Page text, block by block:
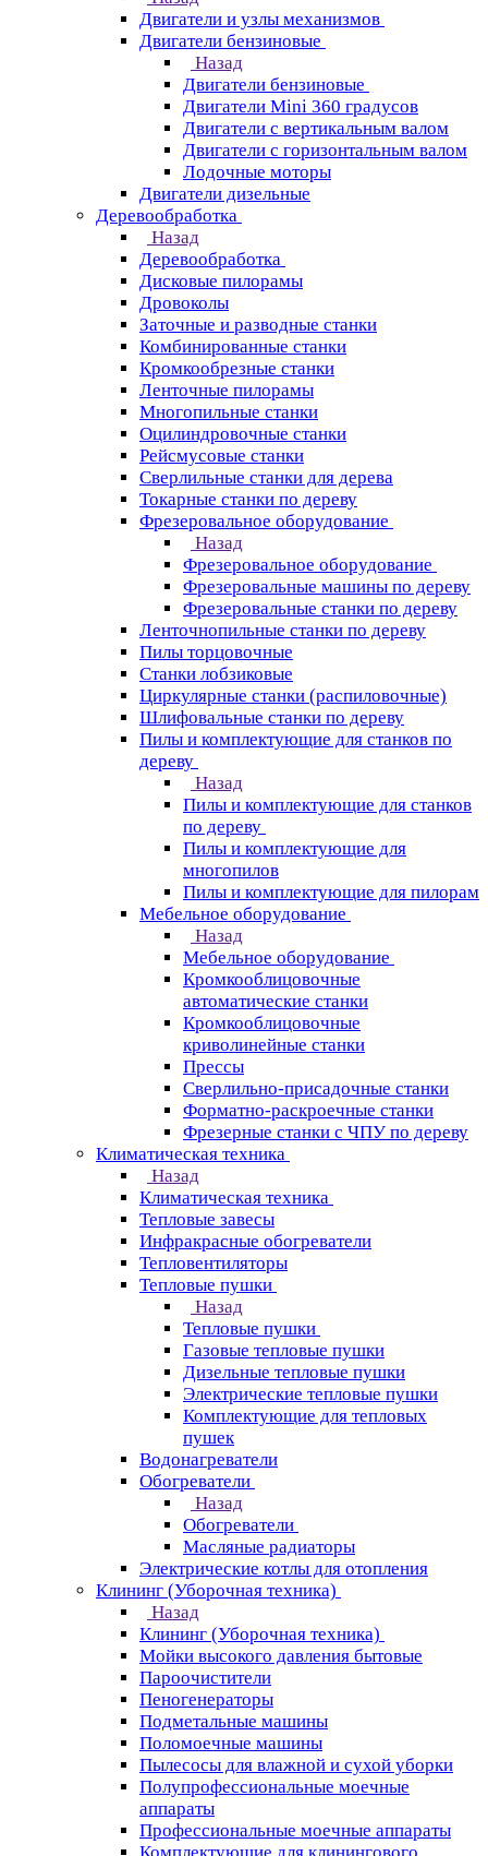
Двигатели и узлы механизмов
Двигатели бензиновые
Назад
Двигатели бензиновые
Двигатели Mini 360 градусов
Двигатели с вертикальным валом
Двигатели с горизонтальным валом
Лодочные моторы
Двигатели дизельные
Деревообработка
Назад
Деревообработка
Дисковые пилорамы
Дровоколы
Заточные и разводные станки
Комбинированные станки
Кромкообрезные станки
Ленточные пилорамы
Многопильные станки
Оцилиндровочные станки
Рейсмусовые станки
Сверлильные станки для дерева
Токарные станки по дереву
Фрезеровальное оборудование
Назад
Фрезеровальное оборудование
Фрезеровальные машины по дереву
Фрезеровальные станки по дереву
Ленточнопильные станки по дереву
Пилы торцовочные
Станки лобзиковые
Циркулярные станки (распиловочные)
Шлифовальные станки по дереву
Пилы и комплектующие для станков по
дереву
Назад
Пилы и комплектующие для станков
по дереву
Пилы и комплектующие для
многопилов
Пилы и комплектующие для пилорам
Мебельное оборудование
Назад
Мебельное оборудование
Кромкооблицовочные
автоматические станки
Кромкооблицовочные
криволинейные станки
Прессы
Сверлильно-присадочные станки
Форматно-раскроечные станки
Фрезерные станки с ЧПУ по дереву
Климатическая техника
Назад
Климатическая техника
Тепловые завесы
Инфракрасные обогреватели
Тепловентиляторы
Тепловые пушки
Назад
Тепловые пушки
Газовые тепловые пушки
Дизельные тепловые пушки
Электрические тепловые пушки
Комплектующие для тепловых
пушек
Водонагреватели
Обогреватели
Назад
Обогреватели
Масляные радиаторы
Электрические котлы для отопления
Клининг (Уборочная техника)
Назад
Клининг (Уборочная техника)
Мойки высокого давления бытовые
Пароочистители
Пеногенераторы
Подметальные машины
Поломоечные машины
Пылесосы для влажной и сухой уборки
Полупрофессиональные моечные
аппараты
Профессиональные моечные аппараты